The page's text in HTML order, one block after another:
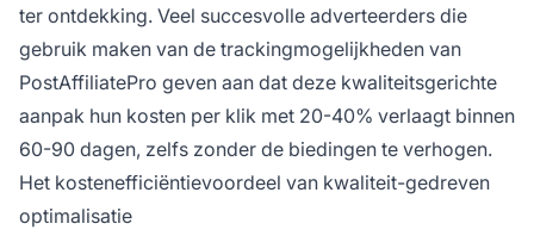
ter ontdekking. Veel succesvolle adverteerders die
gebruik maken van de trackingmogelijkheden van
PostAffiliatePro geven aan dat deze kwaliteitsgerichte
aanpak hun kosten per klik met 20-40% verlaagt binnen
60-90 dagen, zelfs zonder de biedingen te verhogen.
Het kostenefficiëntievoordeel van kwaliteit-gedreven
optimalisatie